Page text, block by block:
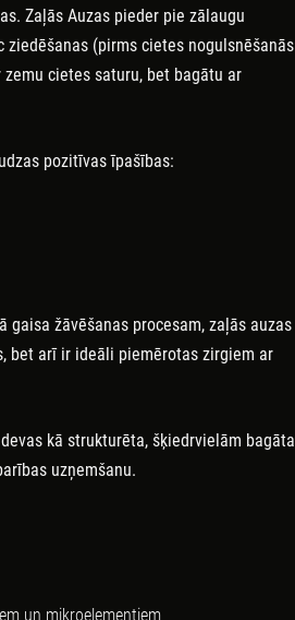
. Zaļās Auzas pieder pie zālaugu
ziedēšanas (pirms cietes nogulsnēšanās
zemu cietes saturu, bet bagātu ar
pozitīvas īpašības:
gaisa žāvēšanas procesam, zaļās auzas
, bet arī ir ideāli piemērotas zirgiem ar
devas kā strukturēta, šķiedrvielām bagāta
uzņemšanu.
un mikroelementiem